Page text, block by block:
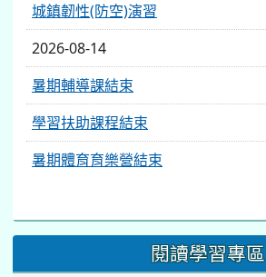
城鎮韌性(防空)演習
2026-08-14
暑期輔導課結束
學習扶助課程結束
暑期體育育樂營結束
閱讀學習專區